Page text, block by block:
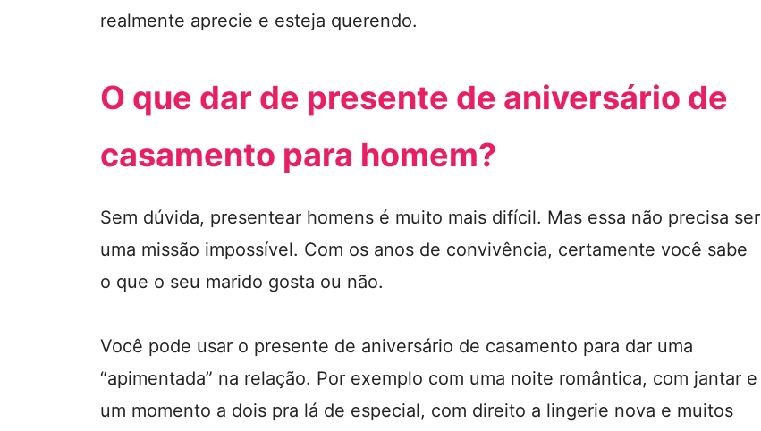
realmente aprecie e esteja querendo.
O que dar de presente de aniversário de
casamento para homem?
Sem dúvida, presentear homens é muito mais difícil. Mas essa não precisa ser
uma missão impossível. Com os anos de convivência, certamente você sabe
o que o seu marido gosta ou não.
Você pode usar o presente de aniversário de casamento para dar uma
“apimentada” na relação. Por exemplo com uma noite romântica, com jantar e
um momento a dois pra lá de especial, com direito a lingerie nova e muitos